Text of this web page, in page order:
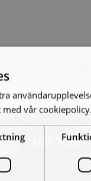
to this entry through
Gå med i vårt
AOB Travel
Erbjudande och
vår cookiepolicy.